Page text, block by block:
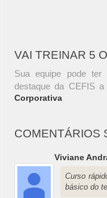
VAI TREINAR 5
Sua equipe pode
destaque da CEFIS a
Corporativa
COMENTÁRIOS
Viviane
Curso
básico do